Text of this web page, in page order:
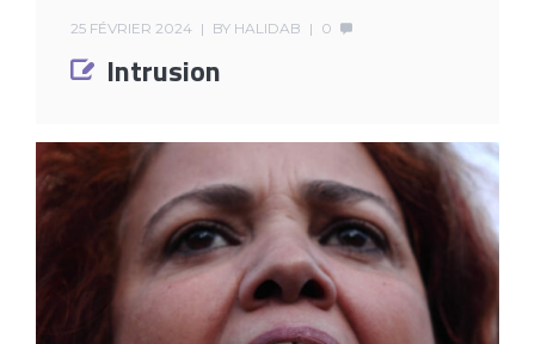
25 FÉVRIER 2024 BY HALIDAB 0
Intrusion